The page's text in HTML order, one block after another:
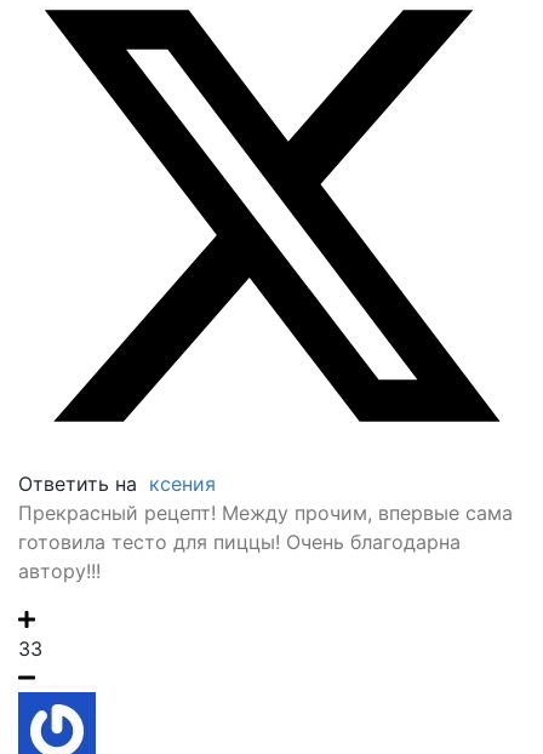
Ответить на ксения
Прекрасный рецепт! Между прочим, впервые сама
готовила тесто для пиццы! Очень благодарна
автору!!!
33